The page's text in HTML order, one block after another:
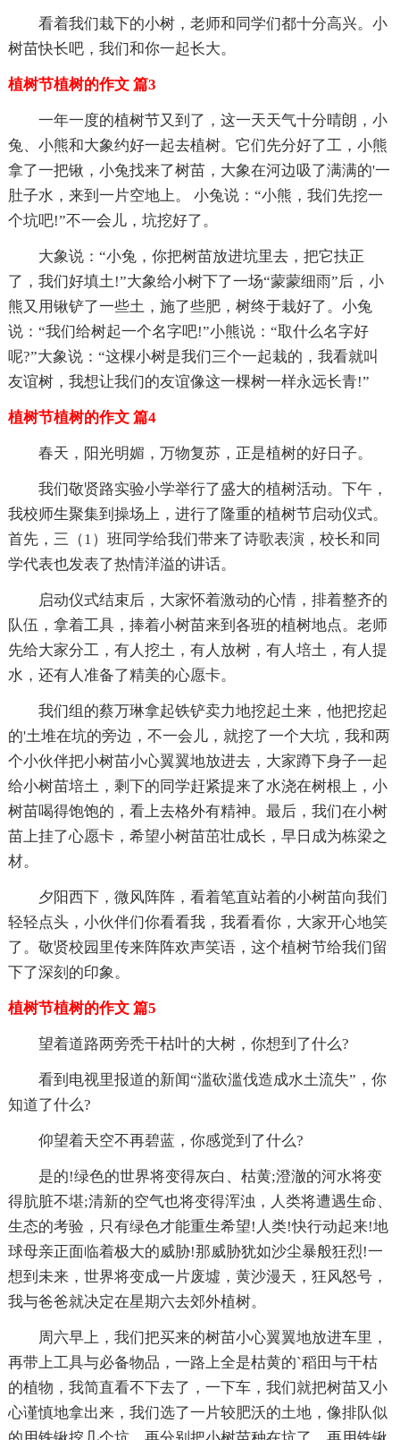
看着我们栽下的小树，老师和同学们都十分高兴。小
树苗快长吧，我们和你一起长大。
植树节植树的作文 篇3
一年一度的植树节又到了，这一天天气十分晴朗，小
兔、小熊和大象约好一起去植树。它们先分好了工，小熊
拿了一把锹，小兔找来了树苗，大象在河边吸了满满的'一
肚子水，来到一片空地上。 小兔说：“小熊，我们先挖一
个坑吧!”不一会儿，坑挖好了。
大象说：“小兔，你把树苗放进坑里去，把它扶正
了，我们好填土!”大象给小树下了一场“蒙蒙细雨”后，小
熊又用锹铲了一些土，施了些肥，树终于栽好了。小兔
说：“我们给树起一个名字吧!”小熊说：“取什么名字好
呢?”大象说：“这棵小树是我们三个一起栽的，我看就叫
友谊树，我想让我们的友谊像这一棵树一样永远长青!”
植树节植树的作文 篇4
春天，阳光明媚，万物复苏，正是植树的好日子。
我们敬贤路实验小学举行了盛大的植树活动。下午，
我校师生聚集到操场上，进行了隆重的植树节启动仪式。
首先，三（1）班同学给我们带来了诗歌表演，校长和同
学代表也发表了热情洋溢的讲话。
启动仪式结束后，大家怀着激动的心情，排着整齐的
队伍，拿着工具，捧着小树苗来到各班的植树地点。老师
先给大家分工，有人挖土，有人放树，有人培土，有人提
水，还有人准备了精美的心愿卡。
我们组的蔡万琳拿起铁铲卖力地挖起土来，他把挖起
的'土堆在坑的旁边，不一会儿，就挖了一个大坑，我和两
个小伙伴把小树苗小心翼翼地放进去，大家蹲下身子一起
给小树苗培土，剩下的同学赶紧提来了水浇在树根上，小
树苗喝得饱饱的，看上去格外有精神。最后，我们在小树
苗上挂了心愿卡，希望小树苗茁壮成长，早日成为栋梁之
材。
夕阳西下，微风阵阵，看着笔直站着的小树苗向我们
轻轻点头，小伙伴们你看看我，我看看你，大家开心地笑
了。敬贤校园里传来阵阵欢声笑语，这个植树节给我们留
下了深刻的印象。
植树节植树的作文 篇5
望着道路两旁秃干枯叶的大树，你想到了什么?
看到电视里报道的新闻“滥砍滥伐造成水土流失”，你
知道了什么?
仰望着天空不再碧蓝，你感觉到了什么?
是的!绿色的世界将变得灰白、枯黄;澄澈的河水将变
得肮脏不堪;清新的空气也将变得浑浊，人类将遭遇生命、
生态的考验，只有绿色才能重生希望!人类!快行动起来!地
球母亲正面临着极大的威胁!那威胁犹如沙尘暴般狂烈!一
想到未来，世界将变成一片废墟，黄沙漫天，狂风怒号，
我与爸爸就决定在星期六去郊外植树。
周六早上，我们把买来的树苗小心翼翼地放进车里，
再带上工具与必备物品，一路上全是枯黄的`稻田与干枯
的植物，我简直看不下去了，一下车，我们就把树苗又小
心谨慎地拿出来，我们选了一片较肥沃的土地，像排队似